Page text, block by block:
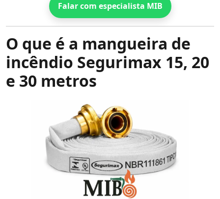
Falar com especialista MIB
O que é a mangueira de
incêndio Segurimax 15, 20
e 30 metros